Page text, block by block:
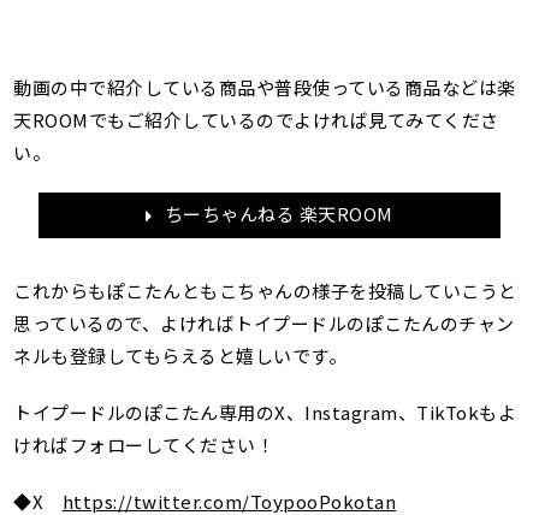
動画の中で紹介している商品や普段使っている商品などは楽
天ROOMでもご紹介しているのでよければ見てみてくださ
い。
ちーちゃんねる 楽天ROOM
これからもぽこたんともこちゃんの様子を投稿していこうと
思っているので、よければトイプードルのぽこたんのチャン
ネルも登録してもらえると嬉しいです。
トイプードルのぽこたん専用のX、Instagram、TikTokもよ
ければフォローしてください！
◆X https://twitter.com/ToypooPokotan